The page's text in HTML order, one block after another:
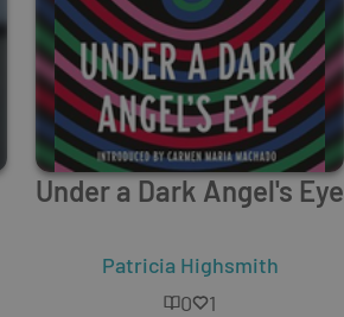
Under a Dark Angel's Eye
Patricia Highsmith
0
1